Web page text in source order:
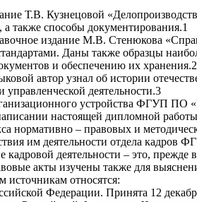
Т.В. Кузнецовой
а также способы документирования.1
издание М.В. Стенюкова
Даны также образцы
и обеспечению их хранения.2
автор узнал об истории
управленческой деятельности.3
устройства ФГУП ПО
настоящей дипломной
нормативно – правовых и
им деятельности отдела
кадровой деятельности – это,
акты изучены также для
источникам относятся:
Федерации. Принята 12